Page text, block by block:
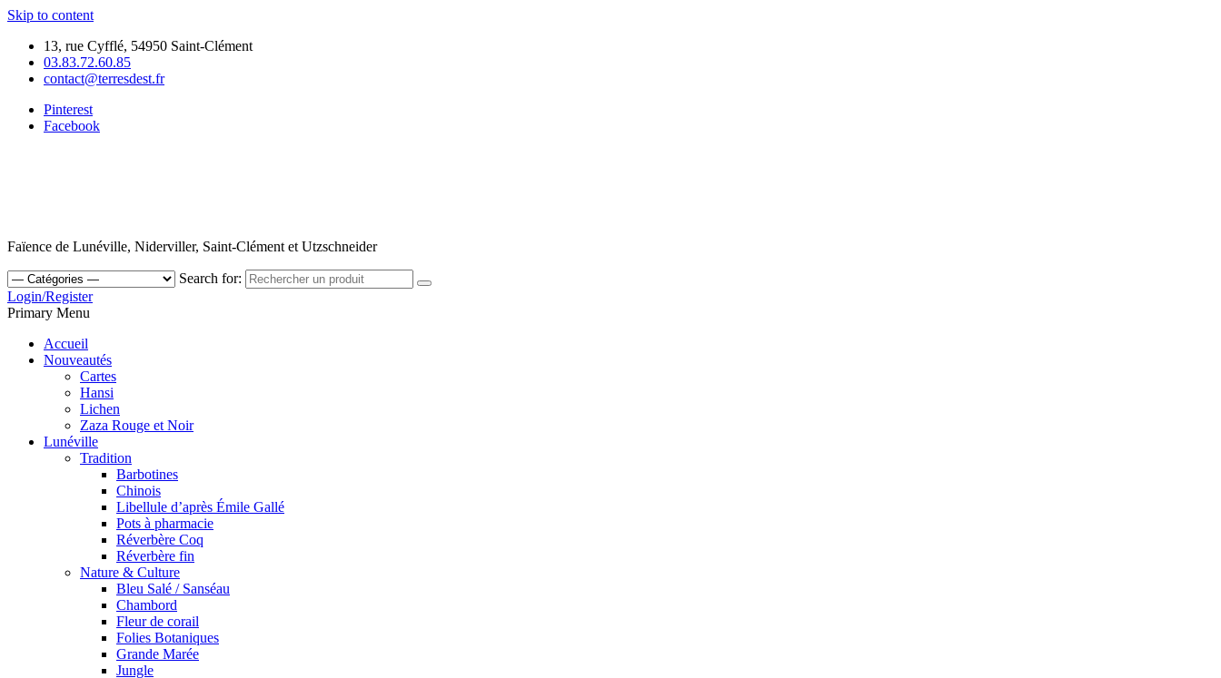
Skip to content
13, rue Cyfflé, 54950 Saint-Clément
03.83.72.60.85
contact@terresdest.fr
Pinterest
Facebook
Faïence de Lunéville, Niderviller, Saint-Clément et Utzschneider
Search for:
Login/Register
Primary Menu
Accueil
Nouveautés
Cartes
Hansi
Lichen
Zaza Rouge et Noir
Lunéville
Tradition
Barbotines
Chinois
Libellule d’après Émile Gallé
Pots à pharmacie
Réverbère Coq
Réverbère fin
Nature & Culture
Bleu Salé / Sanséau
Chambord
Fleur de corail
Folies Botaniques
Grande Marée
Jungle